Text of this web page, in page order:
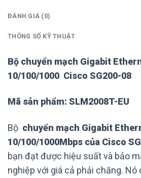
ĐÁNH GIÁ (0)
THÔNG SỐ KỸ THUẬT
Bộ chuyển mạch Gigabit
10/100/1000 Cisco SG200-08
Mã sản phẩm: SLM2008T-EU
Bộ chuyển mạch Gigabit
10/100/1000Mbps của Cisco
bạn đạt được hiệu suất và bảo
nghiệp với giá cả phải chăng.